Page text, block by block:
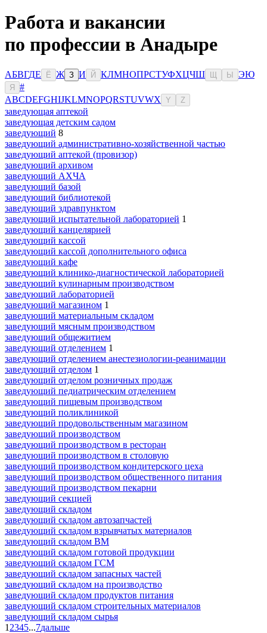
Работа и вакансии
по профессии в Анадыре
АБВГДЕ Ё Ж З И Й КЛМНОПРСТУФХЦЧШ Ы ЭЮ
Я
#
ABCDEFGHIJKLMNOPQRSTUVWX Y Z
заведующая аптекой
заведующая детским садом
заведующий 8
заведующий административно-хозяйственной частью
заведующий аптекой (провизор)
заведующий архивом
заведующий АХЧА
заведующий базой
заведующий библиотекой
заведующий здравпунктом
заведующий испытательной лабораторией 1
заведующий канцелярией
заведующий кассой
заведующий кассой дополнительного офиса
заведующий кафе
заведующий клинико-диагностической лабораторией
заведующий кулинарным производством
заведующий лабораторией
заведующий магазином 1
заведующий материальным складом
заведующий мясным производством
заведующий общежитием
заведующий отделением 1
заведующий отделением анестезиологии-реанимации
заведующий отделом 1
заведующий отделом розничных продаж
заведующий педиатрическим отделением
заведующий пищевым производством
заведующий поликлиникой
заведующий продовольственным магазином
заведующий производством
заведующий производством в ресторан
заведующий производством в столовую
заведующий производством кондитерского цеха
заведующий производством общественного питания
заведующий производством пекарни
заведующий секцией
заведующий складом
заведующий складом автозапчастей
заведующий складом взрывчатых материалов
заведующий складом ВМ
заведующий складом готовой продукции
заведующий складом ГСМ
заведующий складом запасных частей
заведующий складом на производство
заведующий складом продуктов питания
заведующий складом строительных материалов
заведующий складом сырья
1 2345...7дальше